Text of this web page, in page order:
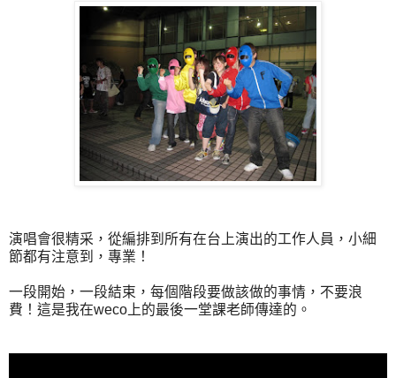
演唱會很精采，從編排到所有在台上演出的工作人員，小細
節都有注意到，專業！
一段開始，一段結束，每個階段要做該做的事情，不要浪
費！這是我在weco上的最後一堂課老師傳達的。